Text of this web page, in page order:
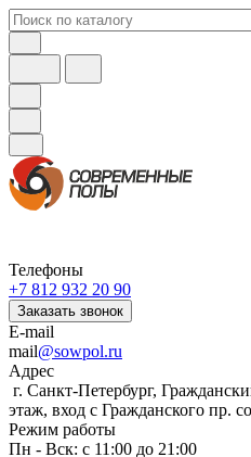
Телефоны
+7 812 932 20 90
Заказать звонок
E-mail
mail@sowpol.ru
Адрес
г. Санкт-Петербург,
этаж, вход с Гражданского пр.
Режим работы
Пн - Вск: с 11:00 до 21:00